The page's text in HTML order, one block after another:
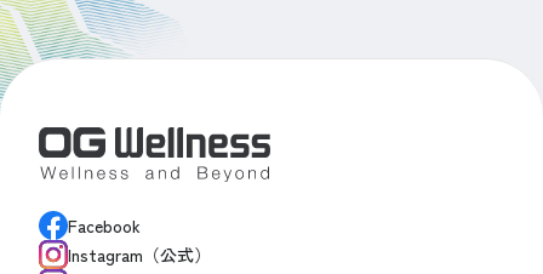
Facebook
Instagram（公式）